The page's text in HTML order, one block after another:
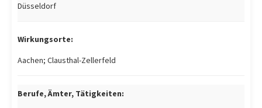
Düsseldorf
Wirkungsorte:
Aachen; Clausthal-Zellerfeld
Berufe, Ämter, Tätigkeiten: